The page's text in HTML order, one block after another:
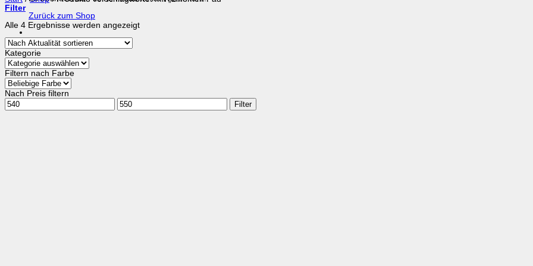
Zurück zum Shop
Filter
Alle 4 Ergebnisse werden angezeigtNach
Kategorie
Filtern nach Farbe
Nach Preis filtern
Min.
Preis
Max.
Preis
Filter